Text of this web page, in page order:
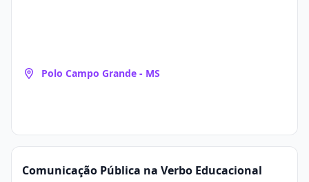
Polo Campo Grande - MS
Comunicação Pública na Verbo Educacional